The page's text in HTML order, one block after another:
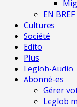
EN BREF
Cultures
Société
Edito
Plus
Leglob-Audio
Abonné-es
Gérer
Leglob